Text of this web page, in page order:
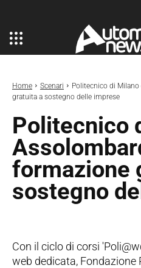
Home Scenari
Politecnico di
gratuita a sostegno delle imprese
Politecnico
formazione
sostegno
Con il ciclo di corsi
web dedicata, Fondazione